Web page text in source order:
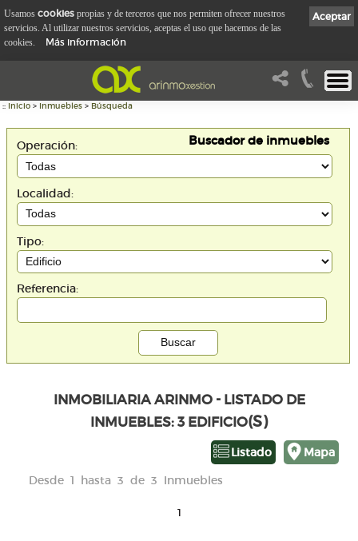
:: Inicio > Inmuebles > Búsqueda
Buscador de inmuebles
Operación:
Localidad:
Tipo:
Referencia:
INMOBILIARIA ARINMO - LISTADO DE
INMUEBLES: 3 EDIFICIO(S)
Mapa
Listado
Desde 1 hasta 3 de 3 Inmuebles
1
Aceptar
Usamos cookies propias y de terceros que nos permiten ofrecer nuestros
servicios. Al utilizar nuestros servicios, aceptas el uso que hacemos de las
cookies.
Más información